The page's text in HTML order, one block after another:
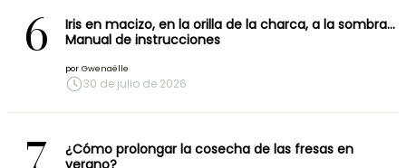
6
Iris en macizo, en la orilla de la charca, a la sombra…
Manual de instrucciones
por Gwenaëlle
30 de julio de 2026
¿Cómo prolongar la cosecha de las fresas en
verano?